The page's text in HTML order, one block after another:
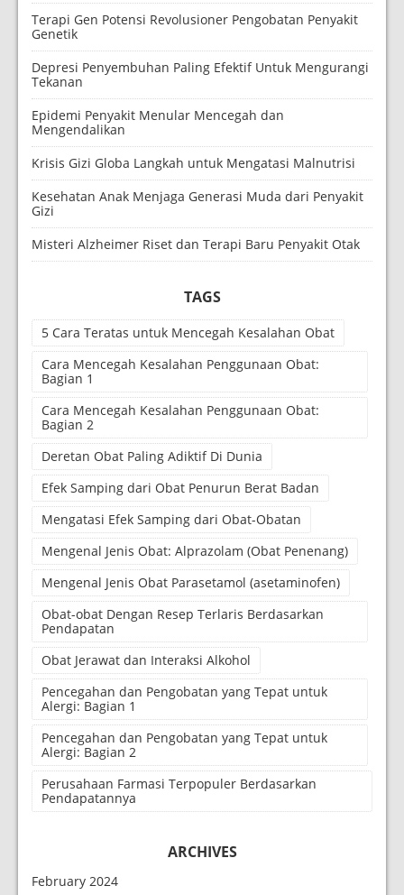
Terapi Gen Potensi Revolusioner Pengobatan Penyakit
Genetik
Depresi Penyembuhan Paling Efektif Untuk Mengurangi
Tekanan
Epidemi Penyakit Menular Mencegah dan
Mengendalikan
Krisis Gizi Globa Langkah untuk Mengatasi Malnutrisi
Kesehatan Anak Menjaga Generasi Muda dari Penyakit
Gizi
Misteri Alzheimer Riset dan Terapi Baru Penyakit Otak
TAGS
5 Cara Teratas untuk Mencegah Kesalahan Obat
Cara Mencegah Kesalahan Penggunaan Obat:
Bagian 1
Cara Mencegah Kesalahan Penggunaan Obat:
Bagian 2
Deretan Obat Paling Adiktif Di Dunia
Efek Samping dari Obat Penurun Berat Badan
Mengatasi Efek Samping dari Obat-Obatan
Mengenal Jenis Obat: Alprazolam (Obat Penenang)
Mengenal Jenis Obat Parasetamol (asetaminofen)
Obat-obat Dengan Resep Terlaris Berdasarkan
Pendapatan
Obat Jerawat dan Interaksi Alkohol
Pencegahan dan Pengobatan yang Tepat untuk
Alergi: Bagian 1
Pencegahan dan Pengobatan yang Tepat untuk
Alergi: Bagian 2
Perusahaan Farmasi Terpopuler Berdasarkan
Pendapatannya
ARCHIVES
February 2024